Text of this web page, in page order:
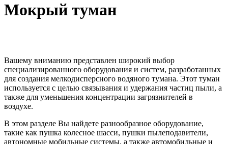
Мокрый туман
Вашему вниманию представлен широкий выбор
специализированного оборудования и систем, разработанных
для создания мелкодисперсного водяного тумана. Этот туман
используется с целью связывания и удержания частиц пыли, а
также для уменьшения концентрации загрязнителей в
воздухе.
В этом разделе Вы найдете разнообразное оборудование,
такие как пушка колесное шасси, пушки пылеподавители,
автономные мобильные системы, а также автомобильные и